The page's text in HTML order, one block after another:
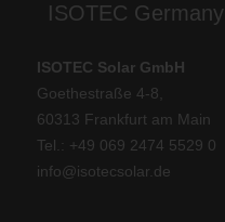
ISOTEC Germany
ISOTEC Solar GmbH
Goethestraße 4-8,
60313 Frankfurt am Main
Tel.: +49 069 2474 5529 0
info@isotecsolar.de